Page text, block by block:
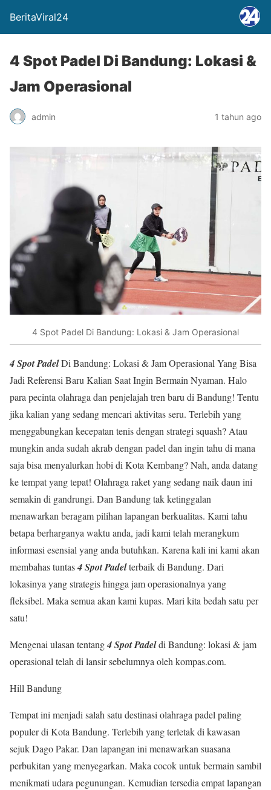
BeritaViral24
4 Spot Padel Di Bandung: Lokasi &
Jam Operasional
admin 1 tahun ago
4 Spot Padel Di Bandung: Lokasi & Jam Operasional
4 Spot PadelDi Bandung: Lokasi & Jam Operasional Yang Bisa
Jadi Referensi Baru Kalian Saat Ingin Bermain Nyaman. Halo
para pecinta olahraga dan penjelajah tren baru di Bandung! Tentu
jika kalian yang sedang mencari aktivitas seru. Terlebih yang
menggabungkan kecepatan tenis dengan strategi squash? Atau
mungkin anda sudah akrab dengan padel dan ingin tahu di mana
saja bisa menyalurkan hobi di Kota Kembang? Nah, anda datang
ke tempat yang tepat! Olahraga raket yang sedang naik daun ini
semakin di gandrungi. Dan Bandung tak ketinggalan
menawarkan beragam pilihan lapangan berkualitas. Kami tahu
betapa berharganya waktu anda, jadi kami telah merangkum
informasi esensial yang anda butuhkan. Karena kali ini kami akan
membahas tuntas4 Spot Padelterbaik di Bandung. Dari
lokasinya yang strategis hingga jam operasionalnya yang
fleksibel. Maka semua akan kami kupas. Mari kita bedah satu per
satu!
Mengenai ulasan tentang4 Spot Padeldi Bandung: lokasi & jam
operasional telah di lansir sebelumnya oleh kompas.com.
Hill Bandung
Tempat ini menjadi salah satu destinasi olahraga padel paling
populer di Kota Bandung. Terlebih yang terletak di kawasan
sejuk Dago Pakar. Dan lapangan ini menawarkan suasana
perbukitan yang menyegarkan. Maka cocok untuk bermain sambil
menikmati udara pegunungan. Kemudian tersedia empat lapangan